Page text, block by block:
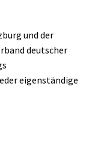
und der
deutscher
eigenständige